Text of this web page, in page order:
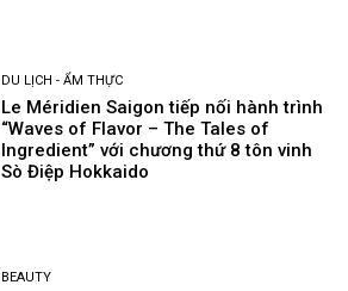
DU LỊCH - ẨM THỰC
Le Méridien Saigon tiếp nối hành trình
“Waves of Flavor – The Tales of
Ingredient” với chương thứ 8 tôn vinh
Sò Điệp Hokkaido
BEAUTY